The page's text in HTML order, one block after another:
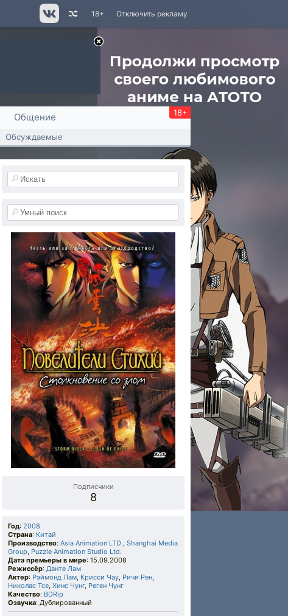
Отключить рекламу
18+
Общение 18+
Обсуждаемые
Подписчики
8
Год: 2008
Страна: Китай
Производство: Asia Animation LTD., Shanghai Media
Group, Puzzle Animation Studio Ltd.
Дата премьеры в мире: 15.09.2008
Режиссёр: Данте Лам
Актер: Рэймонд Лам, Крисси Чау, Ричи Рен,
Николас Тсе, Хинс Чунг, Реген Чунг
Качество: BDRip
Озвучка: Дублированный